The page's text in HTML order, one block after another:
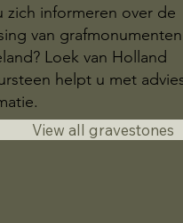
zich informeren over de
van
Loek van Holland
helpt u met
View all gravestones